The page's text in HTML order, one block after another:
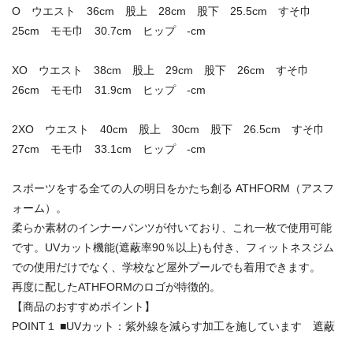
O ウエスト 36cm 股上 28cm 股下 25.5cm すそ巾
25cm モモ巾 30.7cm ヒップ -cm
XO ウエスト 38cm 股上 29cm 股下 26cm すそ巾
26cm モモ巾 31.9cm ヒップ -cm
2XO ウエスト 40cm 股上 30cm 股下 26.5cm すそ巾
27cm モモ巾 33.1cm ヒップ -cm
スポーツをする全ての人の明日をかたち創る ATHFORM（アスフ
ォーム）。
柔らか素材のインナーパンツが付いており、これ一枚で使用可能
です。UVカット機能(遮蔽率90％以上)も付き、フィットネスジム
での使用だけでなく、学校など屋外プールでも着用できます。
再度に配したATHFORMのロゴが特徴的。
【商品のおすすめポイント】
POINT１ ■UVカット：紫外線を減らす加工を施しています 遮蔽